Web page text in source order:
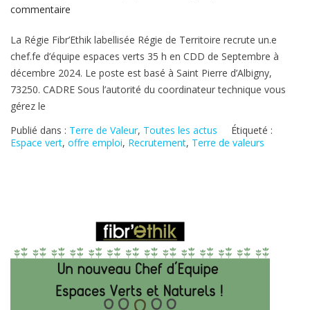
commentaire
d’emploi
:
un.e
chef.fe
espaces
verts
La Régie Fibr’Ethik labellisée Régie de Territoire recrute un.e
chef.fe d’équipe espaces verts 35 h en CDD de Septembre à
décembre 2024. Le poste est basé à Saint Pierre d’Albigny,
73250. CADRE Sous l’autorité du coordinateur technique vous
gérez le
Publié dans : Terre de Valeur, Toutes les actus
Étiqueté :
Espace vert, offre emploi, Recrutement, Terre de valeurs